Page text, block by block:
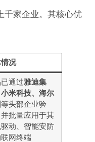
千家企业。其核心优
况
通过雅迪集
小米科技、海尔
等头部企业验
批量应用于其
动、智能安防
网终端